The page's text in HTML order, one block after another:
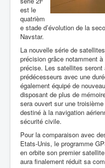
est le
quatrièm
e stade d’évolution de la
Navstar.
La nouvelle série de
précision grâce notamment
précise. Les satellites
prédécesseurs avec une
également équipé de
disposant de plus de
sera ouvert sur une
destiné à la navigation
sécurité civile.
Pour la comparaison avec
Etats-Unis, le programme
en orbite son premier
aura finalement réduit sa